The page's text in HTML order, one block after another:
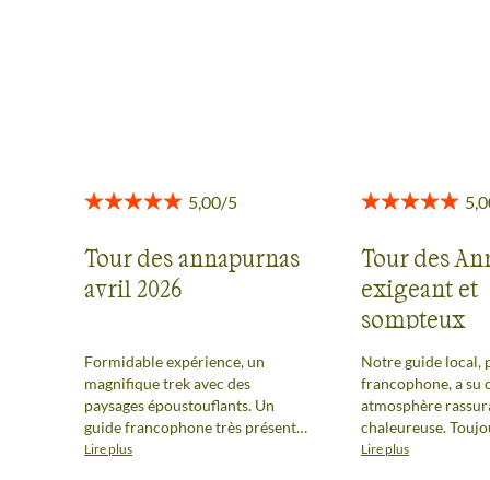
Tour des annapurnas
avril 2026
Formidable expérience, un
magnifique trek avec des
paysages époustouflants. Un
guide francophone très présent,
Am, et une ambiance de groupe
Lire plus
Tour des
exigeant et
sompteux
Notre guide local,
francophone, a su
atmosphère
chaleureuse.
de chacun, il a su
Lire plus